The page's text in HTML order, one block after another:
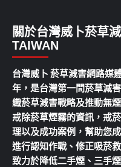
關於台灣威卜菸草
TAIWAN
台灣威卜 菸草減害網路媒
年，是台灣第一間菸草減
織菸草減害戰略及推動無
戒除菸草煙霧的資訊，戒
理以及成功案例，幫助您
進行認知作戰、修正吸菸
致力於降低二手煙、三手